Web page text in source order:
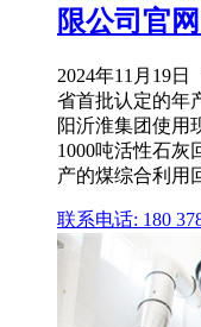
限公司官
2024年11月19
省首批认定的年
阳沂淮集团使用
1000吨活性石灰
产的煤综合利用
联系电话: 180